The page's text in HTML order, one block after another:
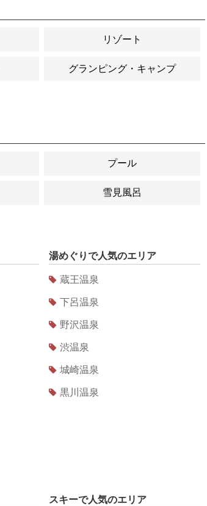
リゾート
グランピング・キャンプ
プール
雪見風呂
湯めぐりで人気のエリア
蔵王温泉
下呂温泉
野沢温泉
渋温泉
城崎温泉
黒川温泉
スキーで人気のエリア